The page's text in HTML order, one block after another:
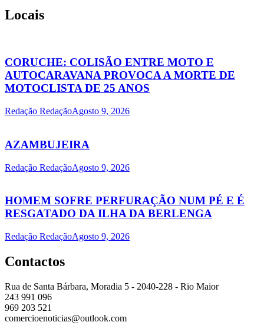
Locais
CORUCHE: COLISÃO ENTRE MOTO E
AUTOCARAVANA PROVOCA A MORTE DE
MOTOCLISTA DE 25 ANOS
Redação RedaçãoAgosto 9, 2026
AZAMBUJEIRA
Redação RedaçãoAgosto 9, 2026
HOMEM SOFRE PERFURAÇÃO NUM PÉ E É
RESGATADO DA ILHA DA BERLENGA
Redação RedaçãoAgosto 9, 2026
Contactos
Rua de Santa Bárbara, Moradia 5 - 2040-228 - Rio Maior
243 991 096
969 203 521
comercioenoticias@outlook.com